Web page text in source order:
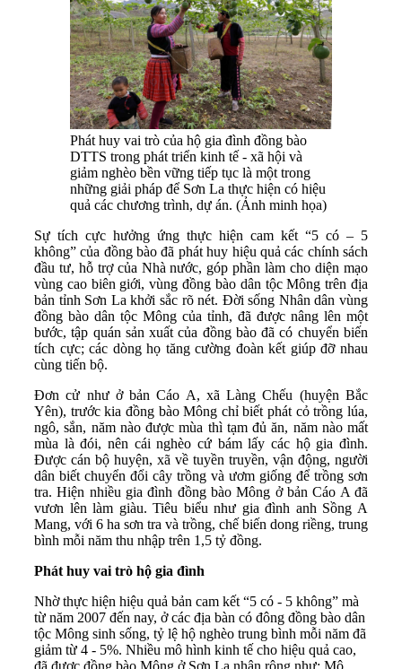
Phát huy vai trò của hộ gia đình đồng bào
DTTS trong phát triển kinh tế - xã hội và
giảm nghèo bền vững tiếp tục là một trong
những giải pháp để Sơn La thực hiện có hiệu
quả các chương trình, dự án. (Ảnh minh họa)
Sự tích cực hưởng ứng thực hiện cam kết “5 có – 5
không” của đồng bào đã phát huy hiệu quả các chính sách
đầu tư, hỗ trợ của Nhà nước, góp phần làm cho diện mạo
vùng cao biên giới, vùng đồng bào dân tộc Mông trên địa
bản tỉnh Sơn La khởi sắc rõ nét. Đời sống Nhân dân vùng
đồng bào dân tộc Mông của tỉnh, đã được nâng lên một
bước, tập quán sản xuất của đồng bào đã có chuyển biến
tích cực; các dòng họ tăng cường đoàn kết giúp đỡ nhau
cùng tiến bộ.
Đơn cử như ở bản Cáo A, xã Làng Chếu (huyện Bắc
Yên), trước kia đồng bào Mông chỉ biết phát cỏ trồng lúa,
ngô, sắn, năm nào được mùa thì tạm đủ ăn, năm nào mất
mùa là đói, nên cái nghèo cứ bám lấy các hộ gia đình.
Được cán bộ huyện, xã về tuyền truyền, vận động, người
dân biết chuyển đổi cây trồng và ươm giống để trồng sơn
tra. Hiện nhiều gia đình đồng bào Mông ở bản Cáo A đã
vươn lên làm giàu. Tiêu biểu như gia đình anh Sồng A
Mang, với 6 ha sơn tra và trồng, chế biến dong riềng, trung
bình mỗi năm thu nhập trên 1,5 tỷ đồng.
Phát huy vai trò hộ gia đình
Nhờ thực hiện hiệu quả bản cam kết “5 có - 5 không” mà
từ năm 2007 đến nay, ở các địa bàn có đông đồng bào dân
tộc Mông sinh sống, tỷ lệ hộ nghèo trung bình mỗi năm đã
giảm từ 4 - 5%. Nhiều mô hình kinh tế cho hiệu quả cao,